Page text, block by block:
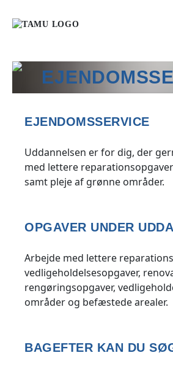
EJENDOMSSERVICE
Uddannelsen er for dig, der
med lettere
samt pleje af grønne områder.
OPGAVER UNDER
Arbejde med lettere
vedligeholdelsesopgaver,
rengøringsopgaver,
områder og befæstede arealer.
BAGEFTER KAN DU